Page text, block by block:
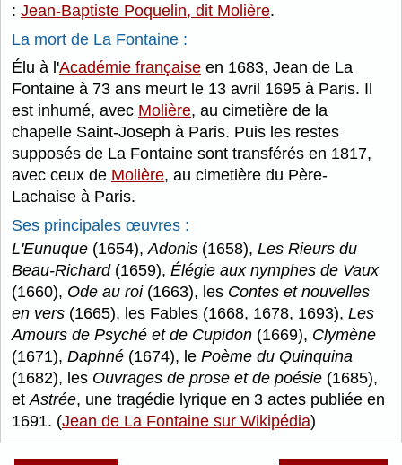
: Jean-Baptiste Poquelin, dit Molière.
La mort de La Fontaine :
Élu à l'Académie française en 1683, Jean de La
Fontaine à 73 ans meurt le 13 avril 1695 à Paris. Il
est inhumé, avec Molière, au cimetière de la
chapelle Saint-Joseph à Paris. Puis les restes
supposés de La Fontaine sont transférés en 1817,
avec ceux de Molière, au cimetière du Père-
Lachaise à Paris.
Ses principales œuvres :
L'Eunuque (1654),Adonis (1658), Les Rieurs du
Beau-Richard(1659), Élégie aux nymphes de Vaux
(1660), Ode au roi(1663), les Contes et nouvelles
en vers (1665), les Fables (1668, 1678, 1693), Les
Amours de Psyché et de Cupidon (1669), Clymène
(1671), Daphné (1674), le Poème du Quinquina
(1682), les Ouvrages de prose et de poésie (1685),
etAstrée, une tragédie lyrique en 3 actes publiée en
1691. (Jean de La Fontaine sur Wikipédia)